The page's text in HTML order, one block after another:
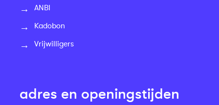
ANBI
Kadobon
Vrijwilligers
adres en openingstijden